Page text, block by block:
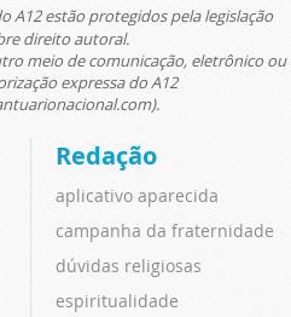
A12 estão protegidos pela legislação
direito autoral.
meio de comunicação, eletrônico ou
expressa do A12
Redação
aplicativo aparecida
campanha da fraternidade
dúvidas religiosas
espiritualidade